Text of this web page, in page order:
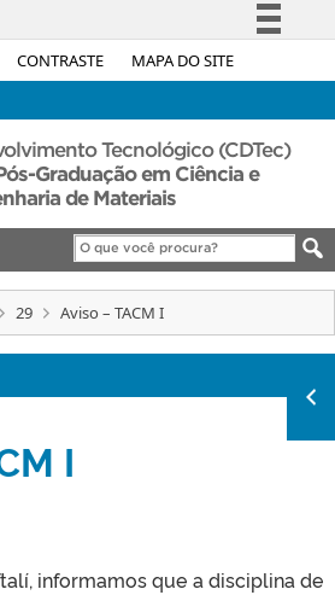
CONTRASTE MAPA DO SITE
Simplifique!
Acesso à informação
Legislação
Canais
Tecnológico (CDTec)
Graduação em Ciência e
de Materiais
29 Aviso – TACM I
I
informamos que a disciplina de